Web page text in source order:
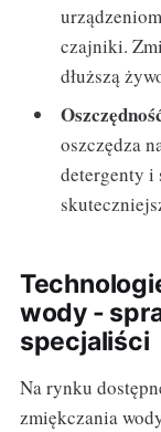
czajniki.
dłuższą
oszczędza
detergenty i
wody -
specjaliści
Na rynku
zmiękczania